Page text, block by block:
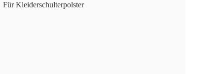
Für Kleiderschulterpolster